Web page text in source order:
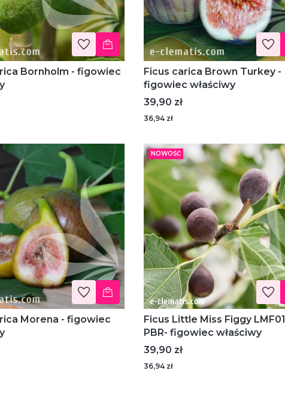
Bornholm - figowiec
Ficus carica Brown Turkey -
figowiec właściwy
Cena
39,90 zł
36,94 zł
Morena - figowiec
NOWOŚĆ
Ficus Little Miss Figgy LMF01
PBR- figowiec właściwy
Cena
39,90 zł
36,94 zł